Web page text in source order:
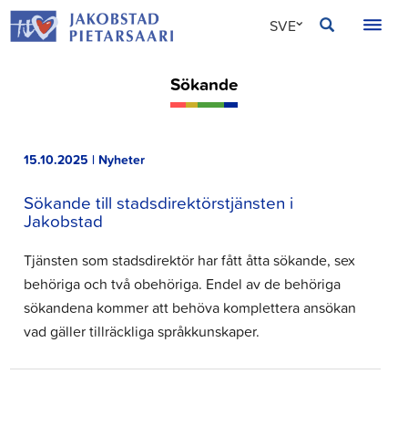
Hoppa
till
SVE
Sökande
15.10.2025 | Nyheter
Sökande till stadsdirektörstjänsten i
Jakobstad
Tjänsten som stadsdirektör har fått åtta sökande, sex
behöriga och två obehöriga. Endel av de behöriga
sökandena kommer att behöva komplettera ansökan
vad gäller tillräckliga språkkunskaper.